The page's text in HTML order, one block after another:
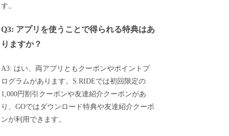
す。
Q3: アプリを使うことで得られる特典はあ
りますか？
A3: はい、両アプリともクーポンやポイントプ
ログラムがあります。S.RIDEでは初回限定の
1,000円割引クーポンや友達紹介クーポンがあ
り、GOではダウンロード特典や友達紹介クーポ
ンが利用できます。